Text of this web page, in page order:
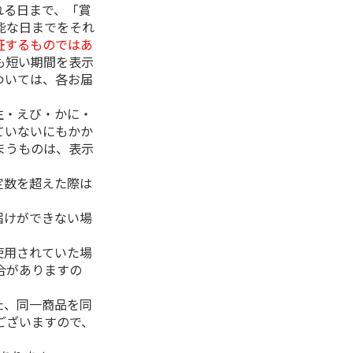
日まで、「賞
な日までをそれ
るものではあ
短い期間を表示
ては、各お届
えび・かに・
ないにもかか
ものは、表示
を超えた際は
ができない場
されていた場
がありますの
同一商品を同
いますので、